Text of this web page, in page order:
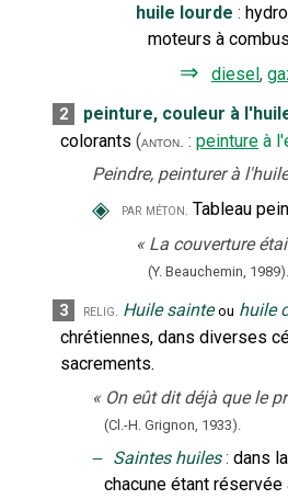
huile lourde :
moteurs à
⇒ diesel ,
2 peinture, couleur à
colorants (anton. : peinture à
Peindre, peinturer à
◈ par méton. Tableau
« La couverture
(Y. Beauchemin, 1989).
3 relig. Huile sainte ou huile
chrétiennes, dans diverses
sacrements.
« On eût dit déjà que le
(Cl.-H. Grignon, 1933).
‒ Saintes huiles : dans
chacune étant réservée